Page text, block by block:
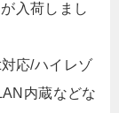
入荷しまし
応/ハイレゾ
内蔵などな